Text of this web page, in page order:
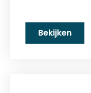
Bekijken